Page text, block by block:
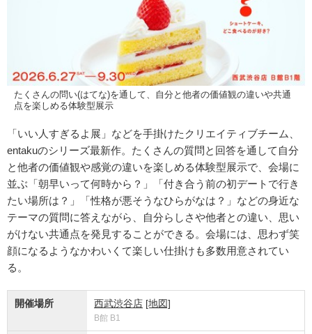
たくさんの問い(はてな)を通して、自分と他者の価値観の違いや共通
点を楽しめる体験型展示
「いい人すぎるよ展」などを手掛けたクリエイティブチーム、
entakuのシリーズ最新作。たくさんの質問と回答を通して自分
と他者の価値観や感覚の違いを楽しめる体験型展示で、会場に
並ぶ「朝早いって何時から？」「付き合う前の初デートで行き
たい場所は？」「性格が悪そうなひらがなは？」などの身近な
テーマの質問に答えながら、自分らしさや他者との違い、思い
がけない共通点を発見することができる。会場には、思わず笑
顔になるようなかわいくて楽しい仕掛けも多数用意されてい
る。
開催場所 西武渋谷店 [地図]
B館 B1